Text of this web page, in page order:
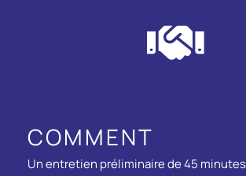
COMMENT
Un entretien préliminaire de 45